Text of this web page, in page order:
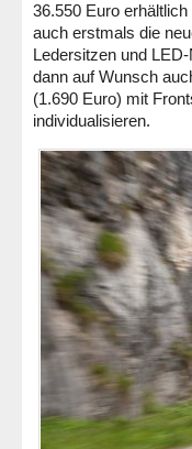
36.550 Euro
auch erstmals die
Ledersitzen und
dann auf Wunsch
(1.690 Euro) mit
individualisieren.